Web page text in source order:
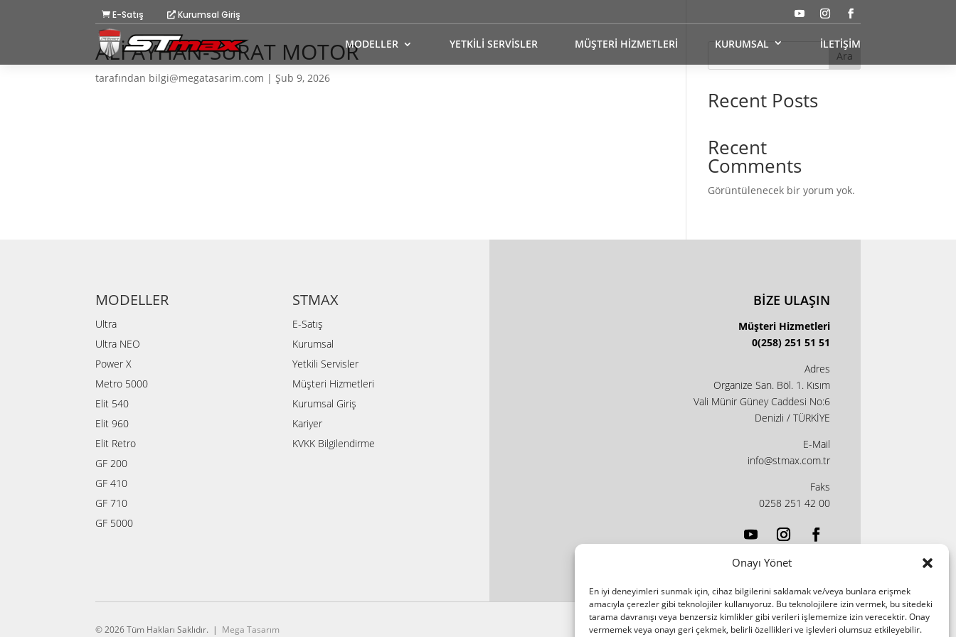
Onayı Yönet
En iyi deneyimleri sunmak için, cihaz bilgilerini saklamak ve/veya bunlara erişmek
amacıyla çerezler gibi teknolojiler kullanıyoruz. Bu teknolojilere izin vermek, bu sitedeki
tarama davranışı veya benzersiz kimlikler gibi verileri işlememize izin verecektir. Onay
vermemek veya onayı geri çekmek, belirli özellikleri ve işlevleri olumsuz etkileyebilir.
E-Satış Kurumsal Giriş
MODELLER YETKİLİ SERVİSLER MÜŞTERİ HİZMETLERİ KURUMSAL İLETİŞİM
ALİ AYHAN-SÜRAT MOTOR
tarafından bilgi@megatasarim.com |Şub 9, 2026
Ara
Recent Posts
Recent
Comments
Görüntülenecek bir yorum yok.
MODELLER
Ultra
Ultra NEO
Power X
Metro 5000
Elit 540
Elit 960
Elit Retro
GF 200
GF 410
GF 710
GF 5000
STMAX
E-Satış
Kurumsal
Yetkili Servisler
Müşteri Hizmetleri
Kurumsal Giriş
Kariyer
KVKK Bilgilendirme
BİZE ULAŞIN
Müşteri Hizmetleri
0(258) 251 51 51
Adres
Organize San. Böl. 1. Kısım
Vali Münir Güney Caddesi No:6
Denizli / TÜRKİYE
E-Mail
info@stmax.com.tr
Faks
0258 251 42 00
© 2026 Tüm Hakları Saklıdır. | Mega Tasarım